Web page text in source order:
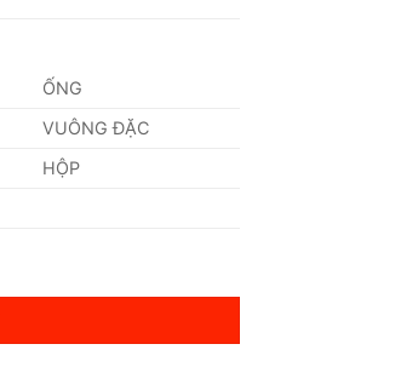
ỐNG
VUÔNG ĐẶC
HỘP